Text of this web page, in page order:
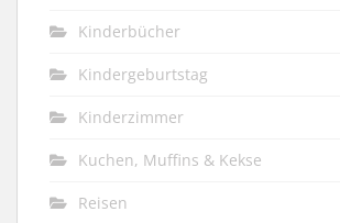
Kinderbücher
Kindergeburtstag
Kinderzimmer
Kuchen, Muffins & Kekse
Reisen